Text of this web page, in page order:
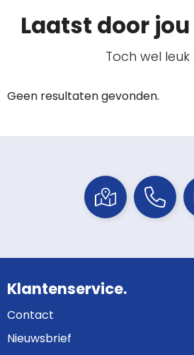
Laatst door
Toch wel leuk
Geen resultaten gevonden.
Klantenservice.
Contact
Nieuwsbrief